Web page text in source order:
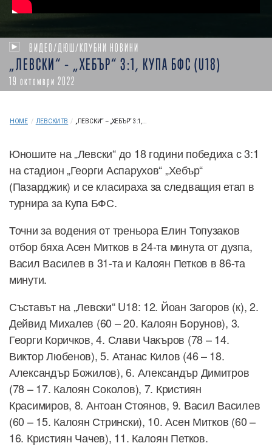
ВИДЕО/ДЮШ/КЛУБНИ НОВИНИ
„ЛЕВСКИ“ – „ХЕБЪР“ 3:1, КУПА БФС (U18)
19 октомври 2022
HOME / ЛЕВСКИ ТВ / „ЛЕВСКИ“ – „ХЕБЪР“ 3:1,...
Юношите на „Левски“ до 18 години победиха с 3:1
на стадион „Георги Аспарухов“ „Хебър“
(Пазарджик) и се класираха за следващия етап в
турнира за Купа БФС.
Точни за водения от треньора Елин Топузаков
отбор бяха Асен Митков в 24-та минута от дузпа,
Васил Василев в 31-та и Калоян Петков в 86-та
минути.
Съставът на „Левски“ U18: 12. Йоан Загоров (к), 2.
Дейвид Михалев (60 – 20. Калоян Борунов), 3.
Георги Коричков, 4. Слави Чакъров (78 – 14.
Виктор Любенов), 5. Атанас Килов (46 – 18.
Александър Божилов), 6. Александър Димитров
(78 – 17. Калоян Соколов), 7. Кристиян
Красимиров, 8. Антоан Стоянов, 9. Васил Василев
(60 – 15. Калоян Стрински), 10. Асен Митков (60 –
16. Кристиян Чачев), 11. Калоян Петков.